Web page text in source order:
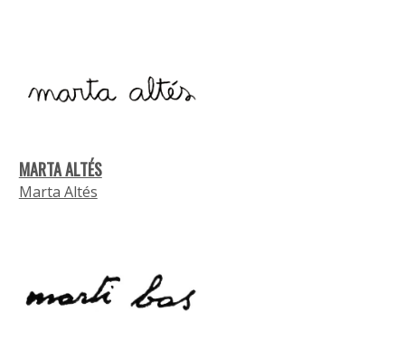
MARTA ALTÉS
Marta Altés